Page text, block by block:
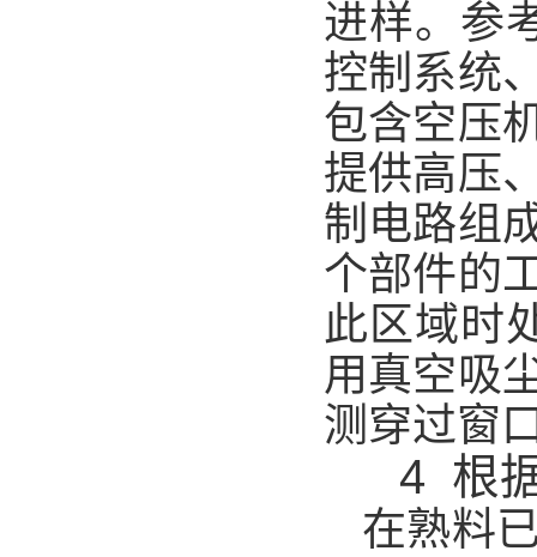
进样。参
控制系统
包含空压
提供高压
制电路组
个部件的
此区域时
用真空吸
测穿过窗
4 根
在熟料